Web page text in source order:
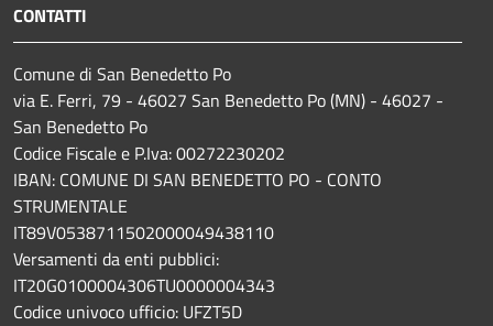
CONTATTI
Comune di San Benedetto Po
via E. Ferri, 79 - 46027 San Benedetto Po (MN) - 46027 -
San Benedetto Po
Codice Fiscale e P.Iva: 00272230202
IBAN: COMUNE DI SAN BENEDETTO PO - CONTO
STRUMENTALE
IT89V0538711502000049438110
Versamenti da enti pubblici:
IT20G0100004306TU0000004343
Codice univoco ufficio: UFZT5D